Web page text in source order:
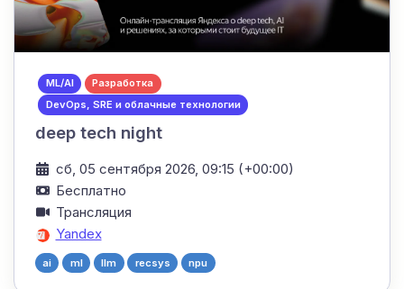
ML/AI
Разработка
DevOps, SRE и облачные технологии
deep tech night
сб, 05 сентября 2026, 09:15 (+00:00)
Бесплатно
Трансляция
Yandex
ai ml llm recsys npu